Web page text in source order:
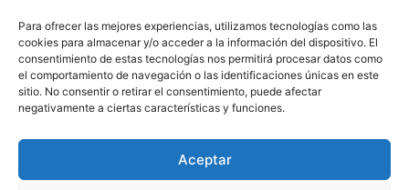
Para ofrecer las mejores experiencias, utilizamos tecnologías como las
cookies para almacenar y/o acceder a la información del dispositivo. El
consentimiento de estas tecnologías nos permitirá procesar datos como
el comportamiento de navegación o las identificaciones únicas en este
sitio. No consentir o retirar el consentimiento, puede afectar
negativamente a ciertas características y funciones.
Aceptar
Política de Cookies
Aviso Legal
910 607 564